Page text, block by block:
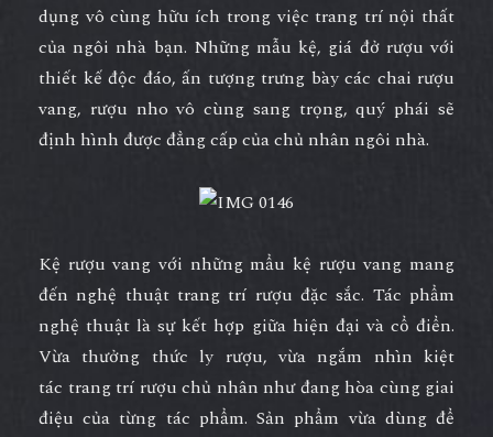
dụng vô cùng hữu ích trong việc trang trí nội thất
của ngôi nhà bạn. Những mẫu kệ, giá đở rượu với
thiết kế độc đáo, ấn tượng trưng bày các chai rượu
vang, rượu nho vô cùng sang trọng, quý phái sẽ
định hình được đẳng cấp của chủ nhân ngôi nhà.
Kệ rượu vang với những mẩu kệ rượu vang mang
đến nghệ thuật trang trí rượu đặc sắc. Tác phẩm
nghệ thuật là sự kết hợp giữa hiện đại và cổ điển.
Vừa thưởng thức ly rượu, vừa ngắm nhìn kiệt
tác trang trí rượu chủ nhân như đang hòa cùng giai
điệu của từng tác phẩm. Sản phẩm vừa dùng để